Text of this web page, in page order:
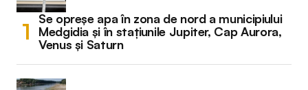
Se opreșe apa în zona de nord a municipiului
Medgidia și în stațiunile Jupiter, Cap Aurora,
Venus și Saturn